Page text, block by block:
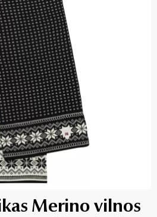
Merino vilnos